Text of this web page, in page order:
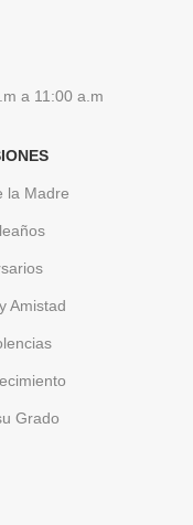
a 11:00 a.m
la Madre
Amistad
Grado